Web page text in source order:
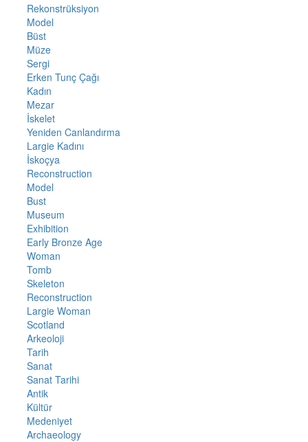
Rekonstrüksiyon
Model
Büst
Müze
Sergi
Erken Tunç Çağı
Kadın
Mezar
İskelet
Yeniden Canlandırma
Largie Kadını
İskoçya
Reconstruction
Model
Bust
Museum
Exhibition
Early Bronze Age
Woman
Tomb
Skeleton
Reconstruction
Largie Woman
Scotland
Arkeoloji
Tarih
Sanat
Sanat Tarihi
Antik
Kültür
Medeniyet
Archaeology